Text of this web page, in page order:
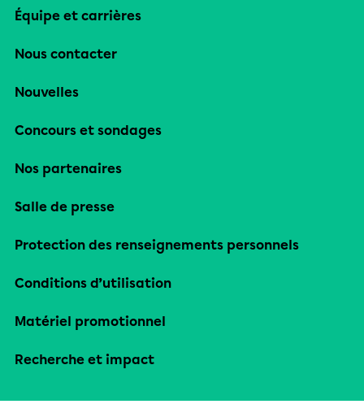
Équipe et carrières
Nous contacter
Nouvelles
Concours et sondages
Nos partenaires
Salle de presse
Protection des renseignements personnels
Conditions d’utilisation
Matériel promotionnel
Recherche et impact